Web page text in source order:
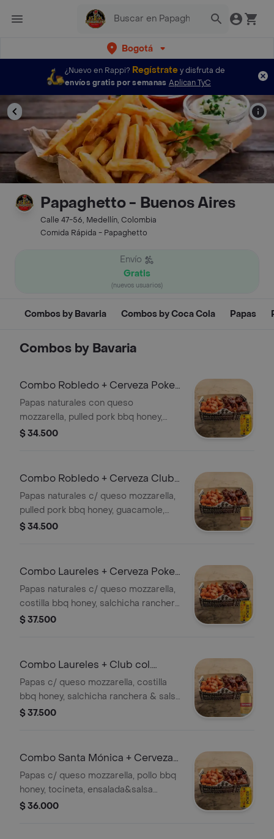
Bogotá
¿Nuevo en Rappi? Regístratey disfruta de
envíos gratis por semanas Aplican TyC
Papaghetto - Buenos Aires
Calle 47-56, Medellín, Colombia
Comida Rápida - Papaghetto
Envío
Gratis
(nuevos usuarios)
Combos by Bavaria Combos by Coca Cola Papas
Combos by Bavaria
Combo Robledo + Cerveza Poker
Lta 330ml
Papas naturales con queso
mozzarella, pulled pork bbq honey,
guacamole, maduritos, tocineta +
$ 34.500
Combo Robledo + Cerveza Club
Colombia Dorada Lta 330ml
Papas naturales c/ queso mozzarella,
pulled pork bbq honey, guacamole,
maduritos, tocineta & salsa + Lager
$ 34.500
Combo Laureles + Cerveza Poker
Lta 330ml
Papas naturales c/ queso mozzarella,
costilla bbq honey, salchicha ranchera
& salsa ghetto + Cerveza Lager
$ 37.500
Combo Laureles + Club col.
Dorada Lta 330ml
Papas c/ queso mozzarella, costilla
bbq honey, salchicha ranchera & salsa
ghetto + Cerveza Lager 4.7% alc.
$ 37.500
Combo Santa Mónica + Cerveza
Poker Lta 330ml
Papas c/ queso mozzarella, pollo bbq
honey, tocineta, ensalada&salsa
ghetto + Cerveza Lager Colombia
$ 36.000